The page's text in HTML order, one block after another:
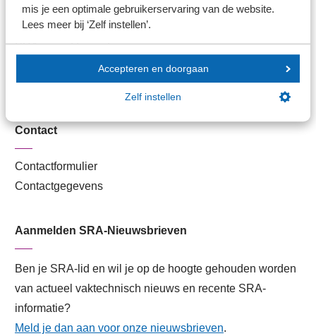
mis je een optimale gebruikerservaring van de website.
Lees meer bij ‘Zelf instellen’.
Accepteren en doorgaan
Zelf instellen
Veilig bestanden delen
SRA-gecertificeerd
Lid worden
Contact
Contactformulier
Contactgegevens
Aanmelden SRA-Nieuwsbrieven
Ben je SRA-lid en wil je op de hoogte gehouden worden
van actueel vaktechnisch nieuws en recente SRA-
informatie?
Meld je dan aan voor onze nieuwsbrieven.